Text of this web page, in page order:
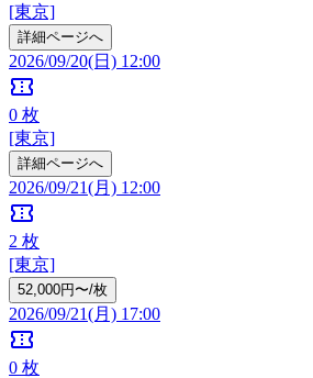
[東京]
詳細ページへ
2026/09/20(日) 12:00
confirmation_number
0 枚
[東京]
詳細ページへ
2026/09/21(月) 12:00
confirmation_number
2 枚
[東京]
52,000円〜/枚
2026/09/21(月) 17:00
confirmation_number
0 枚